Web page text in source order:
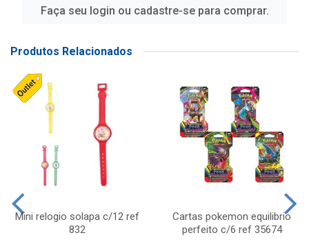
Faça seu login ou cadastre-se para comprar.
Produtos Relacionados
Mini relogio solapa c/12 ref
832
Cartas pokemon equilibrio
perfeito c/6 ref 35674